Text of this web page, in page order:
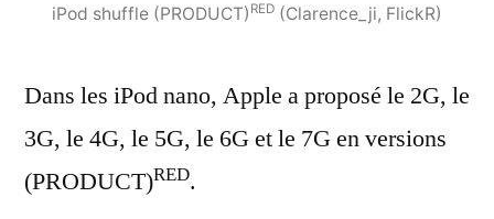
iPod shuffle (PRODUCT) RED (Clarence_ji, FlickR)
Dans les iPod nano, Apple a proposé le 2G, le
3G, le 4G, le 5G, le 6G et le 7G en versions
(PRODUCT)RED.